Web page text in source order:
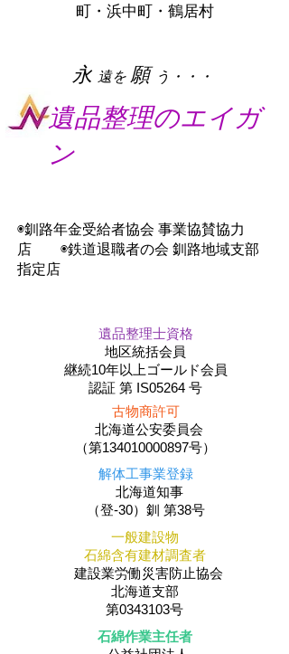
​永 遠を 願 う・・・
遺品整理のエイガ
ン
◉釧路年金受給者協会 事業協賛協力
店 ◉鉄道退職者の会 釧路地域支部
指定店
遺品整理士資格
地区統括会員
​継続10年以上ゴールド会員
認証 第 IS05264 号
古物商許可
北海道公安委員会
（第134010000897号）
解体工事業登録
北海道知事
（登-30）釧 第38号
一般建設物
石綿含有建材調査者
建設業労働災害防止協会
北海道支部
第0343103号
石綿作業主任者
町・浜中町・鶴居村